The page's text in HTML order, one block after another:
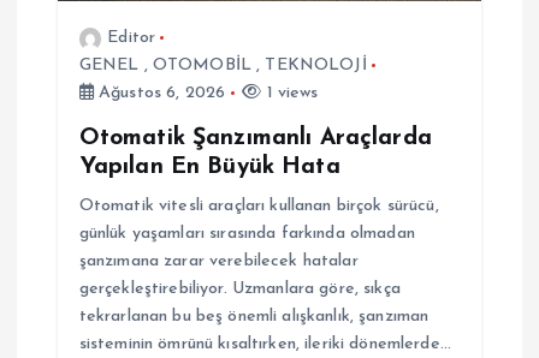
Editor
GENEL , OTOMOBİL , TEKNOLOJİ
Ağustos 6, 2026
1 views
Otomatik Şanzımanlı Araçlarda
Yapılan En Büyük Hata
Otomatik vitesli araçları kullanan birçok sürücü,
günlük yaşamları sırasında farkında olmadan
şanzımana zarar verebilecek hatalar
gerçekleştirebiliyor. Uzmanlara göre, sıkça
tekrarlanan bu beş önemli alışkanlık, şanzıman
sisteminin ömrünü kısaltırken, ileriki dönemlerde…